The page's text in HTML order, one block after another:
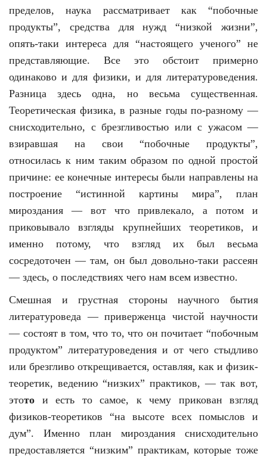
пределов, наука рассматривает как “побочные
продукты”, средства для нужд “низкой жизни”,
опять-таки интереса для “настоящего ученого” не
представляющие. Все это обстоит примерно
одинаково и для физики, и для литературоведения.
Разница здесь одна, но весьма существенная.
Теоретическая физика, в разные годы по-разному —
снисходительно, с брезгливостью или с ужасом —
взиравшая на свои “побочные продукты”,
относилась к ним таким образом по одной простой
причине: ее конечные интересы были направлены на
построение “истинной картины мира”, план
мироздания — вот что привлекало, а потом и
приковывало взгляды крупнейших теоретиков, и
именно потому, что взгляд их был весьма
сосредоточен — там, он был довольно-таки рассеян
— здесь, о последствиях чего нам всем известно.
Смешная и грустная стороны научного бытия
литературоведа — приверженца чистой научности
— состоят в том, что то, что он почитает “побочным
продуктом” литературоведения и от чего стыдливо
или брезгливо открещивается, оставляя, как и физик-
теоретик, ведению “низких” практиков, — так вот,
этото и есть то самое, к чему прикован взгляд
физиков-теоретиков “на высоте всех помыслов и
дум”. Именно план мироздания снисходительно
предоставляется “низким” практикам, которые тоже